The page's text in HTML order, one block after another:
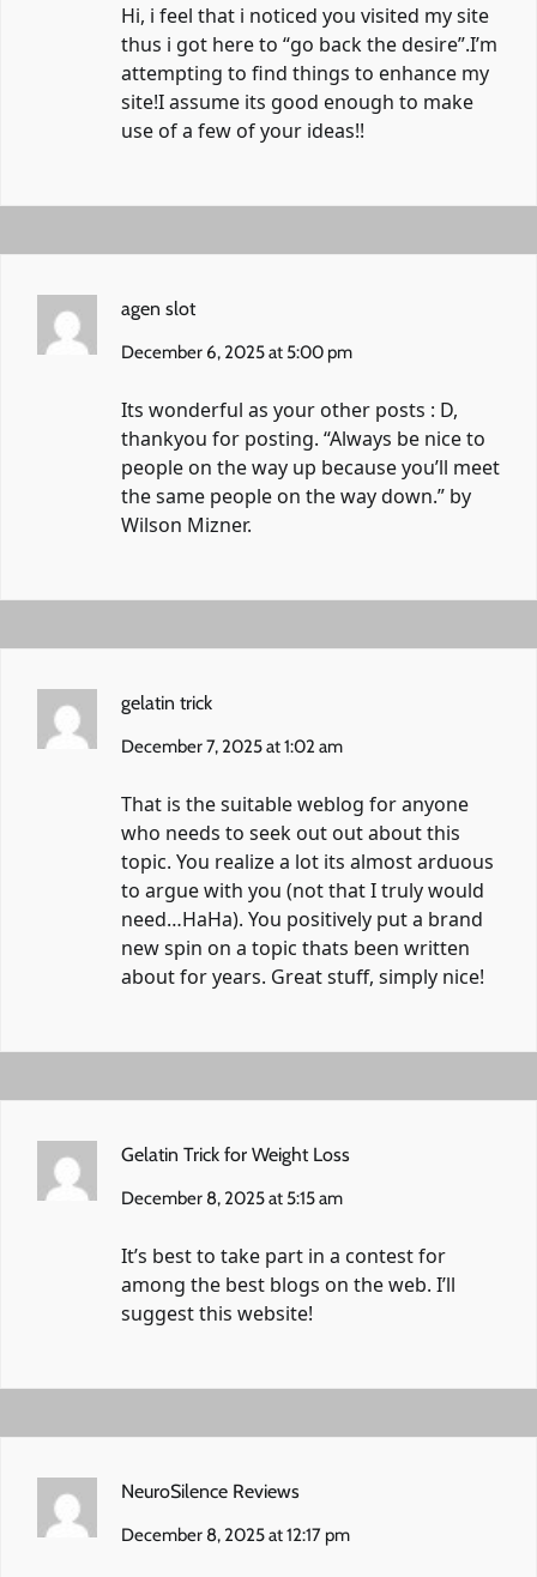
Hi, i feel that i noticed you visited my site
thus i got here to “go back the desire”.I’m
attempting to find things to enhance my
site!I assume its good enough to make
use of a few of your ideas!!
agen slot
December 6, 2025 at 5:00 pm
Its wonderful as your other posts : D,
thankyou for posting. “Always be nice to
people on the way up because you’ll meet
the same people on the way down.” by
Wilson Mizner.
gelatin trick
December 7, 2025 at 1:02 am
That is the suitable weblog for anyone
who needs to seek out out about this
topic. You realize a lot its almost arduous
to argue with you (not that I truly would
need…HaHa). You positively put a brand
new spin on a topic thats been written
about for years. Great stuff, simply nice!
Gelatin Trick for Weight Loss
December 8, 2025 at 5:15 am
It’s best to take part in a contest for
among the best blogs on the web. I’ll
suggest this website!
NeuroSilence Reviews
December 8, 2025 at 12:17 pm